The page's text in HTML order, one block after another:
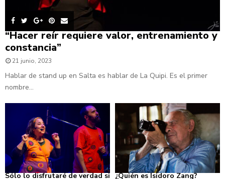
“Hacer reír requiere valor, entrenamiento y
constancia”
21 junio, 2023
Hablar de stand up en Salta es hablar de La Quipi. Es el primer
nombre...
Sólo lo disfrutaré de verdad si ¿Quién es Isidoro Zang?